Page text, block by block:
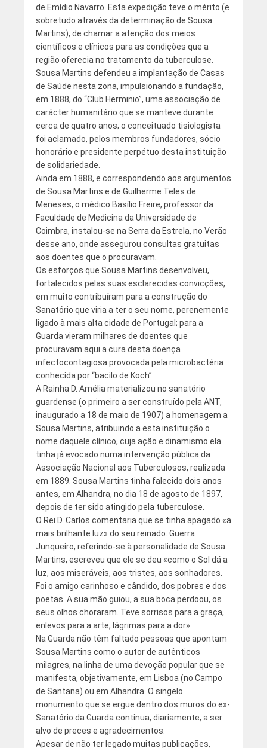
de Emídio Navarro. Esta expedição teve o mérito (e
sobretudo através da determinação de Sousa
Martins), de chamar a atenção dos meios
científicos e clínicos para as condições que a
região oferecia no tratamento da tuberculose.
Sousa Martins defendeu a implantação de Casas
de Saúde nesta zona, impulsionando a fundação,
em 1888, do “Club Herminio”, uma associação de
carácter humanitário que se manteve durante
cerca de quatro anos; o conceituado tisiologista
foi aclamado, pelos membros fundadores, sócio
honorário e presidente perpétuo desta instituição
de solidariedade.
Ainda em 1888, e correspondendo aos argumentos
de Sousa Martins e de Guilherme Teles de
Meneses, o médico Basílio Freire, professor da
Faculdade de Medicina da Universidade de
Coimbra, instalou-se na Serra da Estrela, no Verão
desse ano, onde assegurou consultas gratuitas
aos doentes que o procuravam.
Os esforços que Sousa Martins desenvolveu,
fortalecidos pelas suas esclarecidas convicções,
em muito contribuíram para a construção do
Sanatório que viria a ter o seu nome, perenemente
ligado à mais alta cidade de Portugal; para a
Guarda vieram milhares de doentes que
procuravam aqui a cura desta doença
infectocontagiosa provocada pela microbactéria
conhecida por “bacilo de Koch”.
A Rainha D. Amélia materializou no sanatório
guardense (o primeiro a ser construído pela ANT,
inaugurado a 18 de maio de 1907) a homenagem a
Sousa Martins, atribuindo a esta instituição o
nome daquele clínico, cuja ação e dinamismo ela
tinha já evocado numa intervenção pública da
Associação Nacional aos Tuberculosos, realizada
em 1889. Sousa Martins tinha falecido dois anos
antes, em Alhandra, no dia 18 de agosto de 1897,
depois de ter sido atingido pela tuberculose.
O Rei D. Carlos comentaria que se tinha apagado «a
mais brilhante luz» do seu reinado. Guerra
Junqueiro, referindo-se à personalidade de Sousa
Martins, escreveu que ele se deu «como o Sol dá a
luz, aos miseráveis, aos tristes, aos sonhadores.
Foi o amigo carinhoso e cândido, dos pobres e dos
poetas. A sua mão guiou, a sua boca perdoou, os
seus olhos choraram. Teve sorrisos para a graça,
enlevos para a arte, lágrimas para a dor».
Na Guarda não têm faltado pessoas que apontam
Sousa Martins como o autor de autênticos
milagres, na linha de uma devoção popular que se
manifesta, objetivamente, em Lisboa (no Campo
de Santana) ou em Alhandra. O singelo
monumento que se ergue dentro dos muros do ex-
Sanatório da Guarda continua, diariamente, a ser
alvo de preces e agradecimentos.
Apesar de não ter legado muitas publicações,